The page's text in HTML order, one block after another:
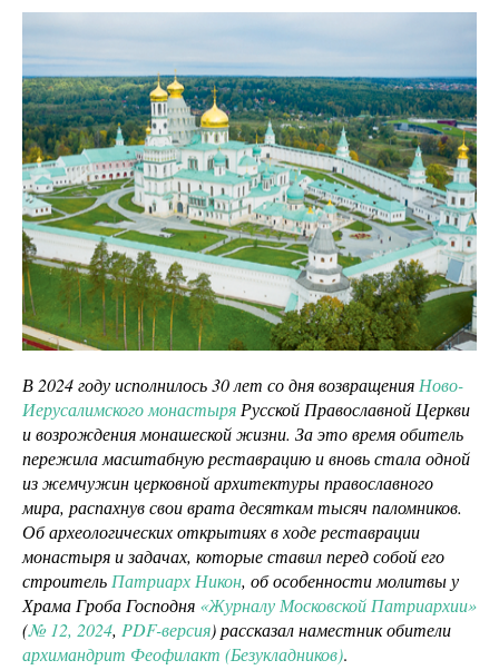
В 2024 году исполнилось 30 лет со дня возвращения Ново-
Иерусалимского монастыря Русской Православной Церкви
и возрождения монашеской жизни. За это время обитель
пережила масштабную реставрацию и вновь стала одной
из жемчужин церковной архитектуры православного
мира, распахнув свои врата десяткам тысяч паломников.
Об археологических открытиях в ходе реставрации
монастыря и задачах, которые ставил перед собой его
строитель Патриарх Никон, об особенности молитвы у
Храма Гроба Господня «Журналу Московской Патриархии»
(№ 12, 2024, PDF-версия) рассказал наместник обители
архимандрит Феофилакт (Безукладников).